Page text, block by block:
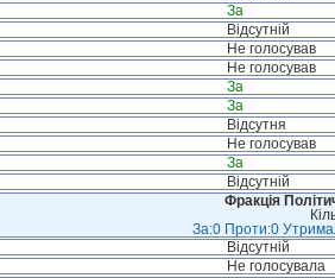
За
Відсутній
Не голосував
Не голосував
За
За
Відсутня
Не голосував
За
Відсутній
Фракція
За:0 Проти:0
Відсутній
Не голосувала